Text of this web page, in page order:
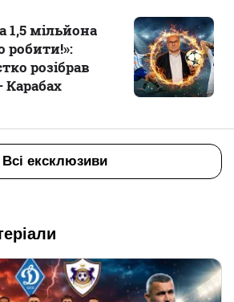
1,5 мільйона
робити!»:
розібрав
Всі ексклюзиви